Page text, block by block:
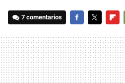
7 comentarios